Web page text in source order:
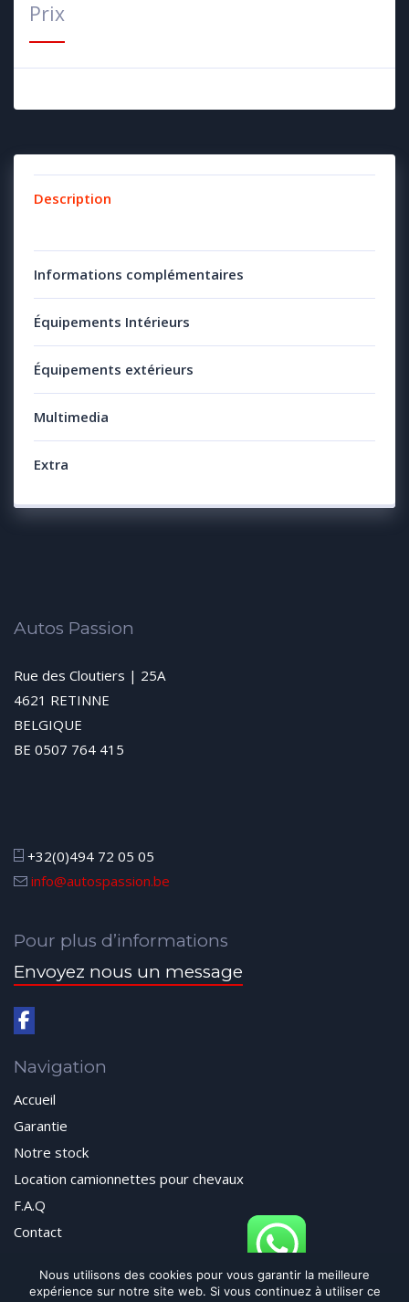
Prix
Description
Informations complémentaires
Équipements Intérieurs
Équipements extérieurs
Multimedia
Extra
Autos Passion
Rue des Cloutiers | 25A
4621 RETINNE
BELGIQUE
BE 0507 764 415
+32(0)494 72 05 05
info@autospassion.be
Pour plus d’informations
Envoyez nous un message
Navigation
Accueil
Garantie
Notre stock
Location camionnettes pour chevaux
F.A.Q
Contact
© 2024 Autos Passion All Rights Reserved
Nous utilisons des cookies pour vous garantir la meilleure
expérience sur notre site web. Si vous continuez à utiliser ce